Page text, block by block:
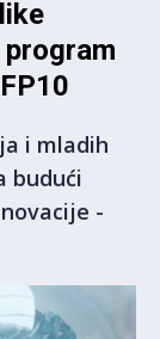
i mladih
budući
-